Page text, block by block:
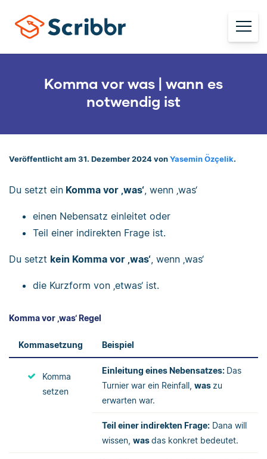
Komma vor was | wann es
notwendig ist
Veröffentlicht am 31. Dezember 2024 von Yasemin Özçelik.
Du setzt ein Komma vor ‚was‘ , wenn ‚was‘
einen Nebensatz einleitet oder
Teil einer indirekten Frage ist.
Du setzt kein Komma vor ‚was‘ , wenn ‚was‘
die Kurzform von ‚etwas‘ ist.
Komma vor ‚was‘ Regel
Kommasetzung Beispiel
Komma
setzen
Einleitung eines Nebensatzes: Das
Turnier war ein Reinfall, was zu
erwarten war.
Teil einer indirekten Frage: Dana will
wissen, wasdas konkret bedeutet.